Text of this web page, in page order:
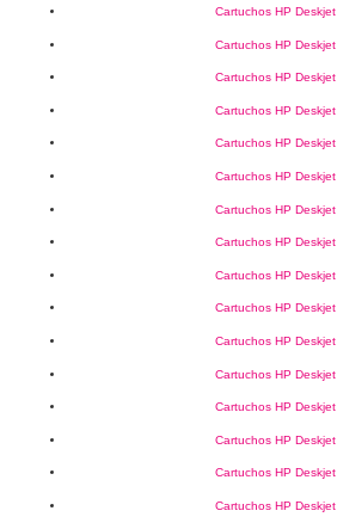
Cartuchos HP
Cartuchos HP
Cartuchos HP
Cartuchos HP
Cartuchos HP
Cartuchos HP
Cartuchos HP
Cartuchos HP
Cartuchos HP
Cartuchos HP
Cartuchos HP
Cartuchos HP
Cartuchos HP
Cartuchos HP
Cartuchos HP
Cartuchos HP